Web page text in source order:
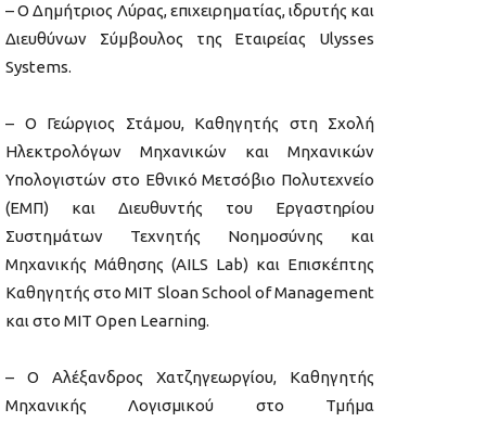
– Ο Δημήτριος Λύρας, επιχειρηματίας, ιδρυτής και
Διευθύνων Σύμβουλος της Εταιρείας Ulysses
Systems.
– Ο Γεώργιος Στάμου, Καθηγητής στη Σχολή
Ηλεκτρολόγων Μηχανικών και Μηχανικών
Υπολογιστών στο Εθνικό Μετσόβιο Πολυτεχνείο
(ΕΜΠ) και Διευθυντής του Εργαστηρίου
Συστημάτων Τεχνητής Νοημοσύνης και
Μηχανικής Μάθησης (AILS Lab) και Επισκέπτης
Καθηγητής στο MIT Sloan School of Management
και στο MIT Open Learning.
– Ο Αλέξανδρος Χατζηγεωργίου, Καθηγητής
Μηχανικής Λογισμικού στο Τμήμα